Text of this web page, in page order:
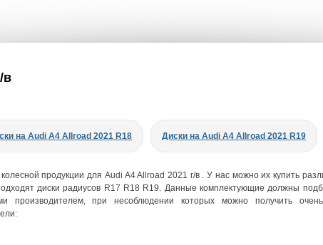
в
на Audi A4 Allroad 2021 R18 Диски на Audi A4 Allroad 2021 R19
продукции для Audi A4 Allroad 2021 г/в . У нас можно их купить
диски радиусов R17 R18 R19. Данные комплектующие должны
производителем, при несоблюдении которых можно получить